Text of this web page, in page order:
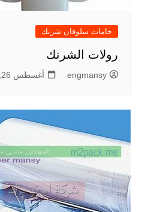
خامات سلوفان شرنك
رولات الشرنك
engmansy أغسطس 26, 2020